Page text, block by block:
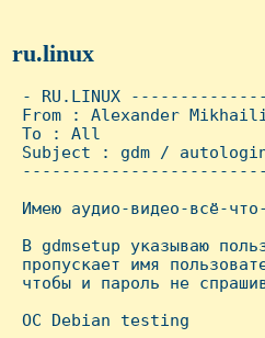
ru.linux
- RU.LINUX
From : Alexander
To : All
Subject : gdm / autologin
Имею аудио-видео-всё-
В gdmsetup указываю
пропускает имя
чтобы и пароль не
ОС Debian testing